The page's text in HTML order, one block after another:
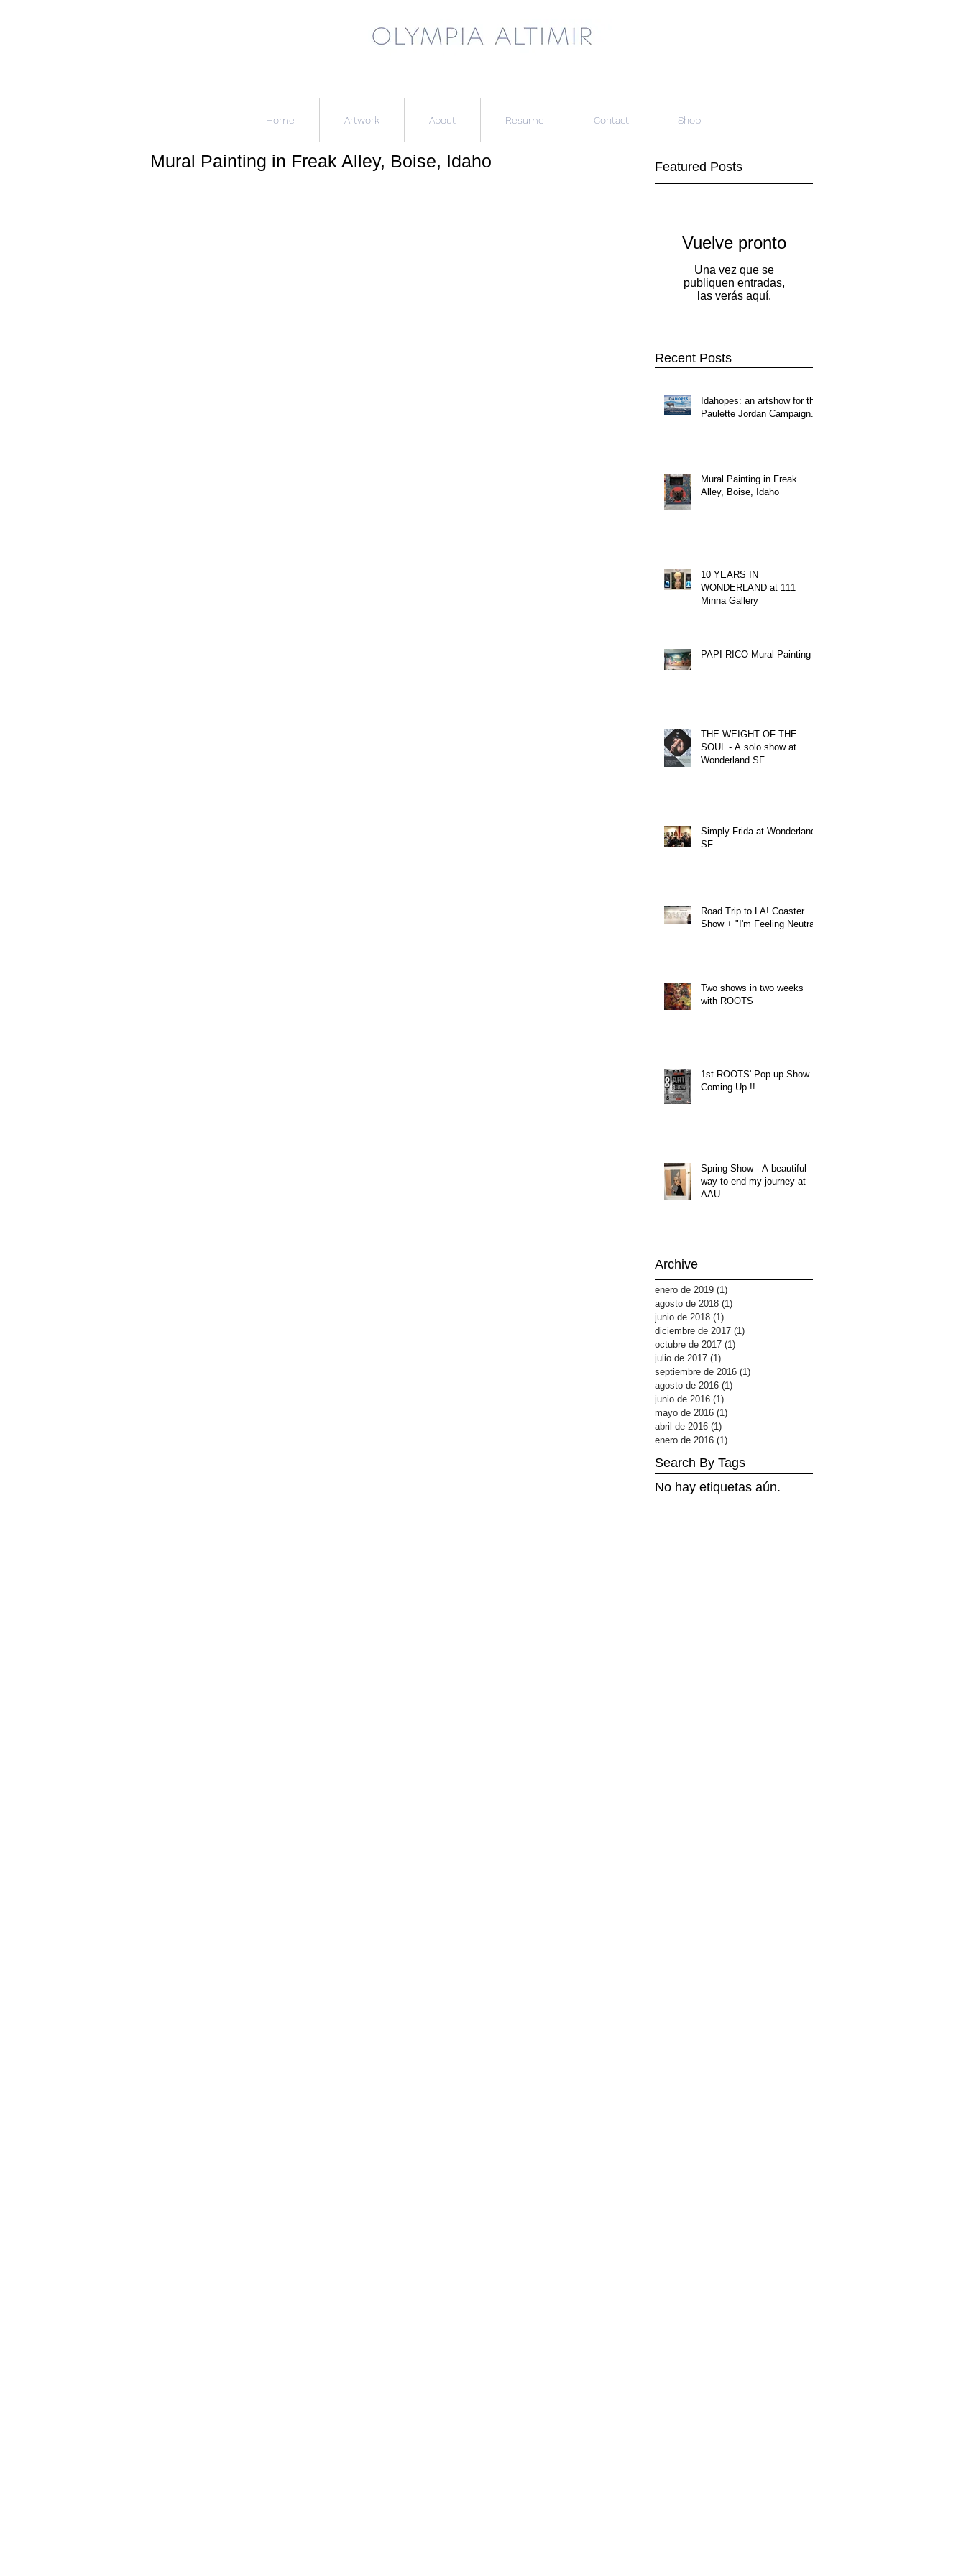
Mural Painting in Freak Alley, Boise, Idaho Featured Posts
Vuelve pronto
Una vez que se
publiquen entradas,
las verás aquí.
Recent Posts
Idahopes: an artshow for the
Paulette Jordan Campaign.
Mural Painting in Freak
Alley, Boise, Idaho
10 YEARS IN
WONDERLAND at 111
Minna Gallery
PAPI RICO Mural Painting
THE WEIGHT OF THE
SOUL - A solo show at
Wonderland SF
Simply Frida at Wonderland
SF
Road Trip to LA! Coaster
Show + "I'm Feeling Neutral"
Two shows in two weeks
with ROOTS
1st ROOTS' Pop-up Show
Coming Up !!
Spring Show - A beautiful
way to end my journey at
AAU
Archive
enero de 2019 (1)
agosto de 2018 (1)
junio de 2018 (1)
diciembre de 2017 (1)
octubre de 2017 (1)
julio de 2017 (1)
septiembre de 2016 (1)
agosto de 2016 (1)
junio de 2016 (1)
mayo de 2016 (1)
abril de 2016 (1)
enero de 2016 (1)
Search By Tags
No hay etiquetas aún.
Home Artwork About Resume Contact Shop